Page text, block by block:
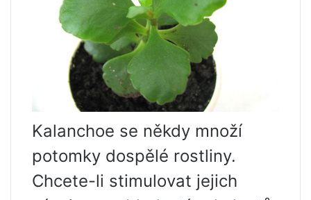
Kalanchoe se někdy množí
potomky dospělé rostliny.
Chcete-li stimulovat jejich